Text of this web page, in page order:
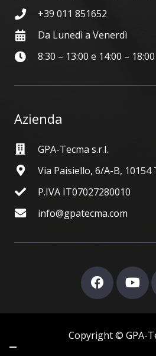
+39 011 851652
Da Lunedì a Venerdì
8:30 – 13:00 e 14:00 – 18:00
Azienda
GPA-Tecma s.r.l.
Via Paisiello, 6/A-B,
P.IVA IT07027280010
info@gpatecma.com
Copyright © GPA-